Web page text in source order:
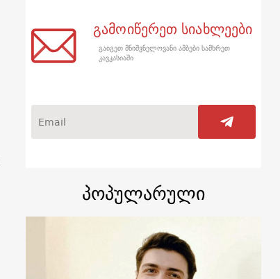
გამოიწერეთ სიახლეები
გაიგეთ მნიშვნელოვანი ამბები სამხრეთ
კავკასიაში
პოპულარული